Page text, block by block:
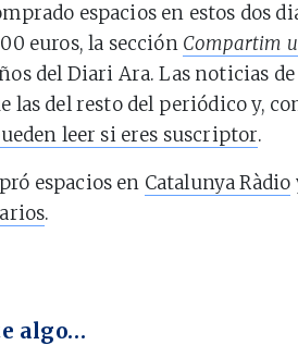
espacios en estos dos
euros, la sección Compartim
del Diari Ara. Las noticias
del resto del periódico y,
leer si eres suscriptor.
espacios en Catalunya Ràdio
.
algo…